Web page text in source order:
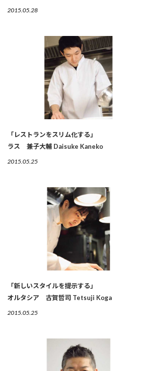
2015.05.28
「レストランをスリム化する」
ラス 兼子大輔 Daisuke Kaneko
2015.05.25
「新しいスタイルを提示する」
オルタシア 古賀哲司 Tetsuji Koga
2015.05.25